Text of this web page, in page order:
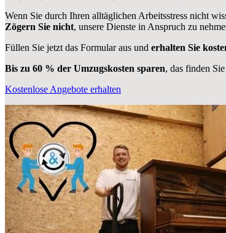
Wenn Sie durch Ihren alltäglichen Arbeitsstress nicht
Zögern Sie nicht, unsere Dienste in Anspruch zu
Füllen Sie jetzt das Formular aus und erhalten Sie
Bis zu 60 % der Umzugskosten sparen, das finden
Kostenlose Angebote erhalten